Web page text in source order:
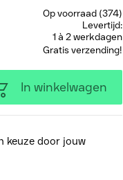
Op voorraad (374)
Levertijd:
1 à 2 werkdagen
Gratis verzending!
In winkelwagen
keuze door jouw